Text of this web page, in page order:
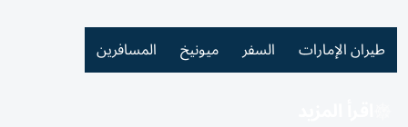
طيران الإمارات السفر ميونيخ المسافرين